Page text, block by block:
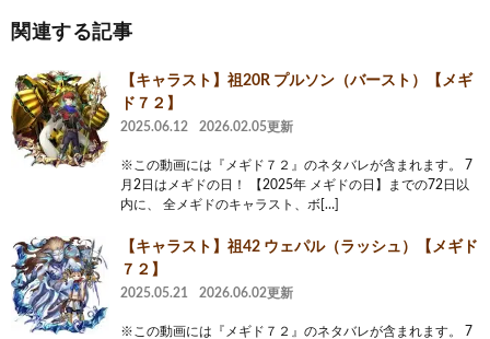
関連する記事
【キャラスト】祖20R プルソン（バースト）【メギ
ド７２】
2025.06.12 2026.02.05更新
※この動画には『メギド７２』のネタバレが含まれます。 7
月2日はメギドの日！ 【2025年 メギドの日】までの72日以
内に、 全メギドのキャラスト、ボ[…]
【キャラスト】祖42 ウェパル（ラッシュ）【メギド
７２】
2025.05.21 2026.06.02更新
※この動画には『メギド７２』のネタバレが含まれます。 7